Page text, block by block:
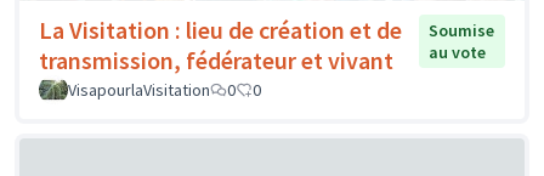
La Visitation : lieu de création et de
transmission, fédérateur et vivant
Soumise
au vote
VisapourlaVisitation
0 0